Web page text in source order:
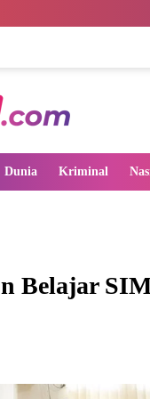
Dunia Kriminal
Belajar